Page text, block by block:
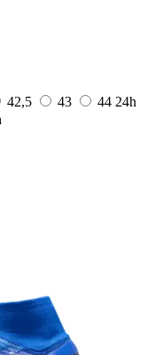
42,5 43 44 24h